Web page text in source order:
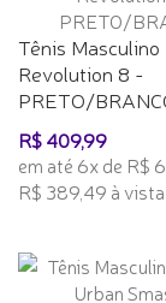
Tênis Masculino
Revolution 8 -
PRETO/
R$ 409,99
em até 6x de R$
R$ 389,49 à vista